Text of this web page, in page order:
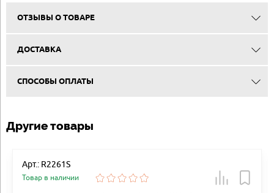
ОТЗЫВЫ О ТОВАРЕ
ДОСТАВКА
СПОСОБЫ ОПЛАТЫ
Другие товары
Арт.: R2261S
Товар в наличии